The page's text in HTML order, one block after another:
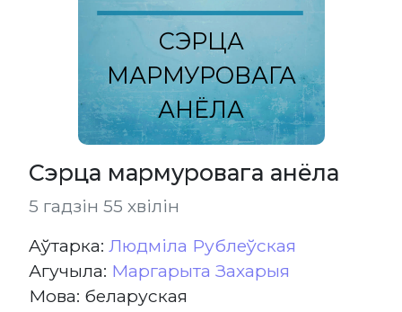
СЭРЦА
МАРМУРОВАГА
АНЁЛА
Сэрца мармуровага анёла
5 гадзін 55 хвілін
Aўтарка: Людміла Рублеўская
Агучыла: Маргарыта Захарыя
Мова: беларуская